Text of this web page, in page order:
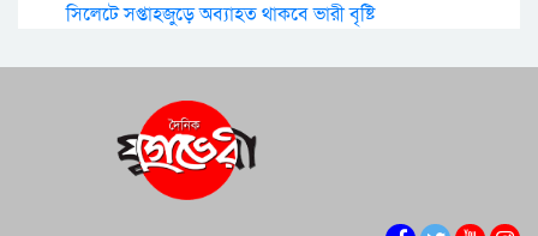
সিলেটে সপ্তাহজুড়ে অব্যাহত থাকবে ভারী বৃষ্টি